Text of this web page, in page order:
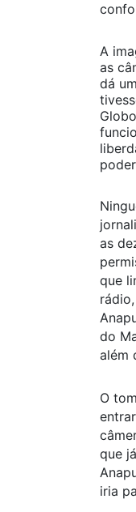
A
as
dá
as
que
do
além
O
que
iria